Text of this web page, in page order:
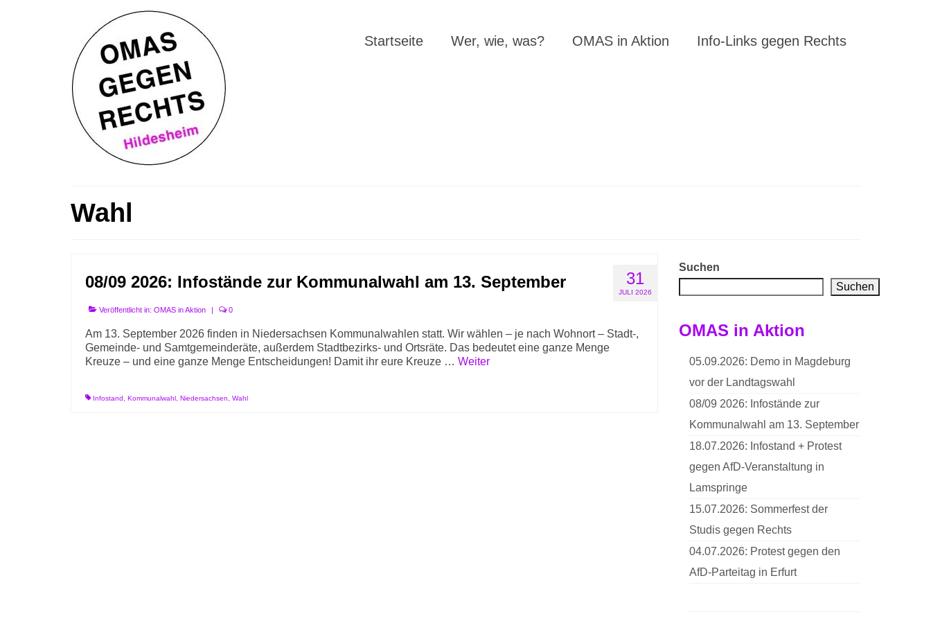
Startseite Wer, wie, was? OMAS in Aktion Info-Links gegen Rechts
Wahl
31
JULI 2026
08/09 2026: Infostände zur Kommunalwahl am 13. September
Veröffentlicht in: OMAS in Aktion | 0
Am 13. September 2026 finden in Niedersachsen Kommunalwahlen statt. Wir wählen – je nach Wohnort – Stadt-,
Gemeinde- und Samtgemeinderäte, außerdem Stadtbezirks- und Ortsräte. Das bedeutet eine ganze Menge
Kreuze – und eine ganze Menge Entscheidungen! Damit ihr eure Kreuze … Weiter
Infostand Kommunalwahl Niedersachsen Wahl
Suchen
Suchen
OMAS in Aktion
05.09.2026: Demo in Magdeburg
vor der Landtagswahl
08/09 2026: Infostände zur
Kommunalwahl am 13. September
18.07.2026: Infostand + Protest
gegen AfD-Veranstaltung in
Lamspringe
15.07.2026: Sommerfest der
Studis gegen Rechts
04.07.2026: Protest gegen den
AfD-Parteitag in Erfurt